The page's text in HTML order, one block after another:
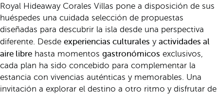
Royal Hideaway Corales Villas pone a disposición de sus
huéspedes una cuidada selección de propuestas
diseñadas para descubrir la isla desde una perspectiva
diferente. Desde experiencias culturales y actividades al
aire libre hasta momentos gastronómicos exclusivos,
cada plan ha sido concebido para complementar la
estancia con vivencias auténticas y memorables. Una
invitación a explorar el destino a otro ritmo y disfrutar de